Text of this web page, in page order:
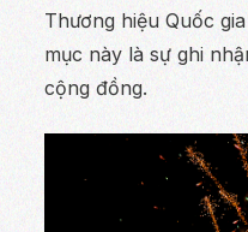
Thương hiệu Quốc
mục này là sự ghi
cộng đồng.